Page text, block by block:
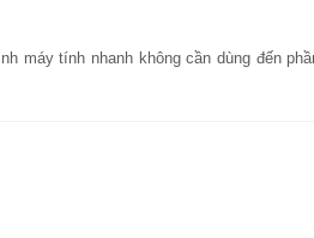
máy tính nhanh không cần dùng đến